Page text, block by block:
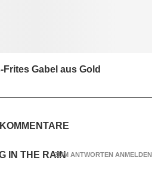
Frites Gabel aus Gold
IN THE RAINZUM ANTWORTEN ANMELDEN